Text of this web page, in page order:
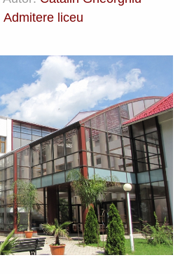
Admitere liceu